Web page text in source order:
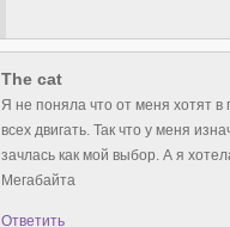
The cat
Я не поняла что от меня хотят в
всех двигать. Так что у меня
зачлась как мой выбор. А я
Мегабайта
Ответить